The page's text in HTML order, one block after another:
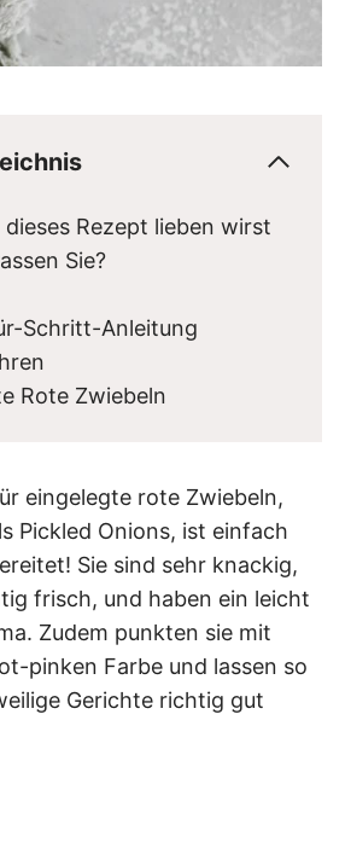
dieses Rezept lieben wirst
Sie?
Schritt-Anleitung
Rote Zwiebeln
eingelegte rote Zwiebeln,
Pickled Onions, ist einfach
Sie sind sehr knackig,
frisch, und haben ein leicht
Zudem punkten sie mit
pinken Farbe und lassen so
Gerichte richtig gut